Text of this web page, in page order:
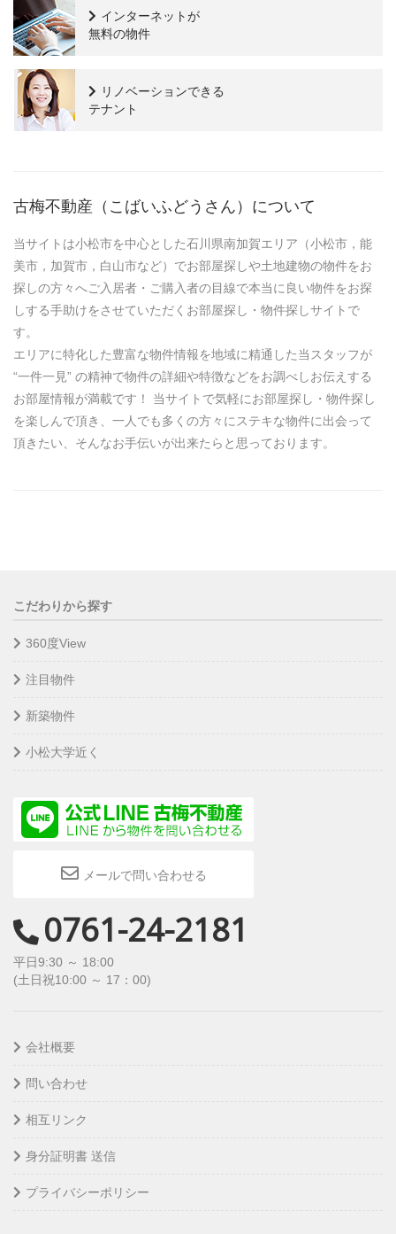
インターネットが
無料の物件
リノベーションできる
テナント
古梅不動産（こばいふどうさん）について
当サイトは小松市を中心とした石川県南加賀エリア（小松市，能
美市，加賀市，白山市など）でお部屋探しや土地建物の物件をお
探しの方々へご入居者・ご購入者の目線で本当に良い物件をお探
しする手助けをさせていただくお部屋探し・物件探しサイトで
す。
エリアに特化した豊富な物件情報を地域に精通した当スタッフが
“一件一見” の精神で物件の詳細や特徴などをお調べしお伝えする
お部屋情報が満載です！ 当サイトで気軽にお部屋探し・物件探し
を楽しんで頂き、一人でも多くの方々にステキな物件に出会って
頂きたい、そんなお手伝いが出来たらと思っております。
こだわりから探す
360度View
注目物件
新築物件
小松大学近く
メールで問い合わせる
0761-24-2181
平日9:30 ～ 18:00
(土日祝10:00 ～ 17：00)
会社概要
問い合わせ
相互リンク
身分証明書 送信
プライバシーポリシー